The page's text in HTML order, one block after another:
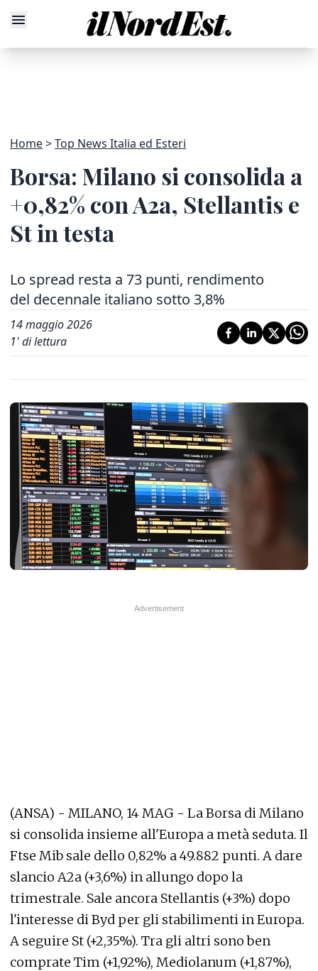
Home Top News Italia ed Esteri
Borsa: Milano si consolida a
+0,82% con A2a, Stellantis e
St in testa
Lo spread resta a 73 punti, rendimento
del decennale italiano sotto 3,8%
14 maggio 2026
1' di lettura
(ANSA) - MILANO, 14 MAG - La Borsa di Milano
si consolida insieme all'Europa a metà seduta. Il
Ftse Mib sale dello 0,82% a 49.882 punti. A dare
slancio A2a (+3,6%) in allungo dopo la
trimestrale. Sale ancora Stellantis (+3%) dopo
l'interesse di Byd per gli stabilimenti in Europa.
A seguire St (+2,35%). Tra gli altri sono ben
comprate Tim (+1,92%), Mediolanum (+1,87%),